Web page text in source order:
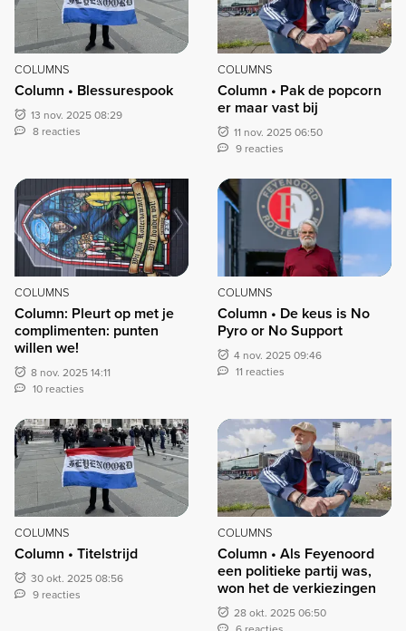
COLUMNS
Column • Blessurespook
13 nov. 2025 08:29
8 reacties
COLUMNS
Column • Pak de popcorn
er maar vast bij
11 nov. 2025 06:50
9 reacties
COLUMNS
Column: Pleurt op met je
complimenten: punten
willen we!
8 nov. 2025 14:11
10 reacties
COLUMNS
Column • De keus is No
Pyro or No Support
4 nov. 2025 09:46
11 reacties
COLUMNS
Column • Titelstrijd
30 okt. 2025 08:56
9 reacties
COLUMNS
Column • Als Feyenoord
een politieke partij was,
won het de verkiezingen
28 okt. 2025 06:50